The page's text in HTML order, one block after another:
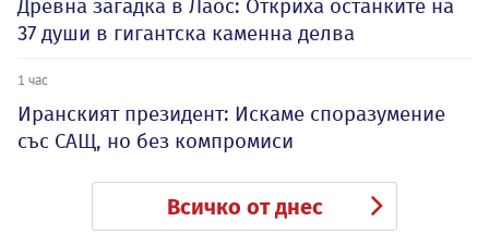
Древна загадка в Лаос: Откриха останките на
37 души в гигантска каменна делва
1 час
Иранският президент: Искаме споразумение
със САЩ, но без компромиси
Всичко от днес